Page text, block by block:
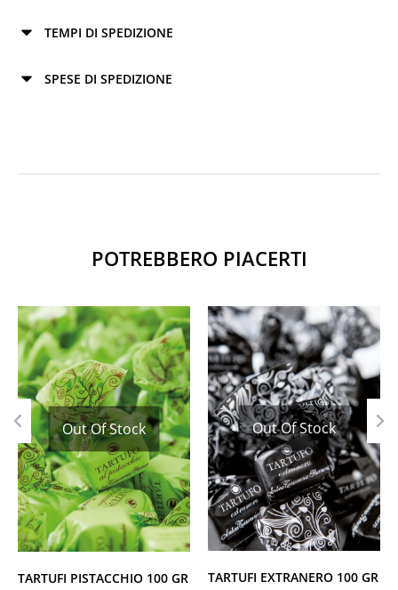
TEMPI DI SPEDIZIONE
SPESE DI SPEDIZIONE
POTREBBERO PIACERTI
Out Of Stock
TARTUFI PISTACCHIO 100 GR
Out Of Stock
TARTUFI EXTRANERO 100 GR